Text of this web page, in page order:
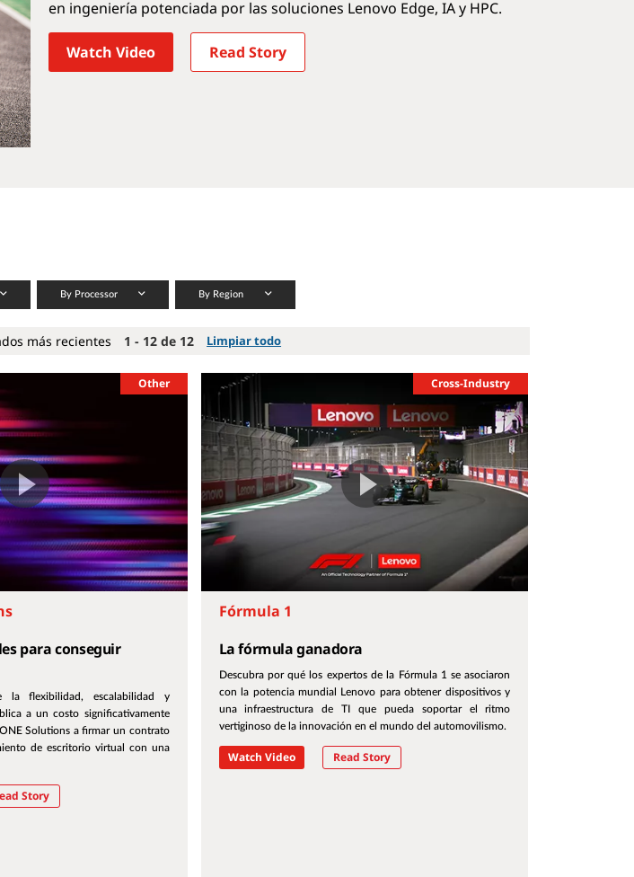
en ingeniería potenciada por las soluciones Lenovo Edge, IA y HPC.
Watch Video Read Story
By Processor By Region
más recientes 1 - 12 de 12 Limpiar todo
Other
para conseguir
la flexibilidad, escalabilidad y
a un costo significativamente
Solutions a firmar un contrato
de escritorio virtual con una
Story
Cross-Industry
Fórmula 1
La fórmula ganadora
Descubra por qué los expertos de la Fórmula 1 se asociaron
con la potencia mundial Lenovo para obtener dispositivos y
una infraestructura de TI que pueda soportar el ritmo
vertiginoso de la innovación en el mundo del automovilismo.
Watch Video Read Story